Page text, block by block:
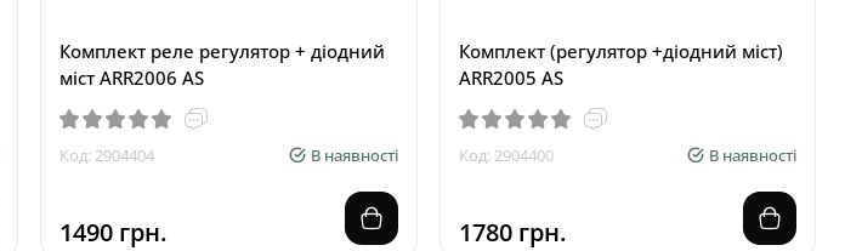
Комплект реле регулятор + діодний
міст ARR2006 AS
Код: 2904404 В наявності
1490 грн.
Комплект (регулятор +діодний міст)
ARR2005 AS
Код: 2904400 В наявності
1780 грн.